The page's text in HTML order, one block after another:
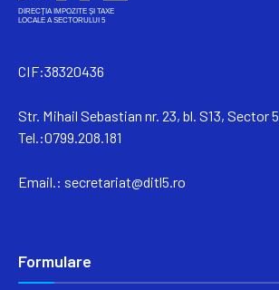
CIF:38320436
Str. Mihail Sebastian nr. 23, bl. S13, Sector 5
Tel.:0799.208.181
Email.: secretariat@ditl5.ro
Formulare